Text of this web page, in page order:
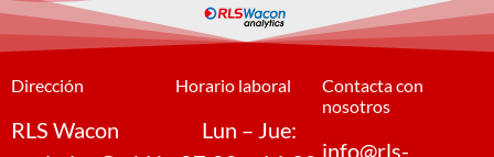
Dirección
RLS Wacon
Horario laboral
Lun – Jue:
Contacta con
nosotros
info@rls-